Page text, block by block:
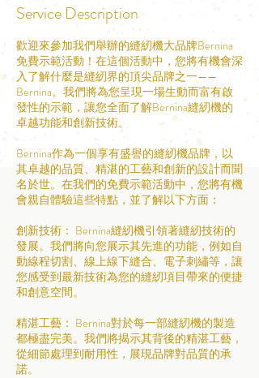
Service Description
歡迎來參加我們舉辦的縫紉機大品牌Bernina
免費示範活動！在這個活動中，您將有機會深
入了解什麼是縫紉界的頂尖品牌之一——
Bernina。我們將為您呈現一場生動而富有啟
發性的示範，讓您全面了解Bernina縫紉機的
卓越功能和創新技術。
Bernina作為一個享有盛譽的縫紉機品牌，以
其卓越的品質、精湛的工藝和創新的設計而聞
名於世。在我們的免費示範活動中，您將有機
會親自體驗這些特點，並了解以下方面：
創新技術： Bernina縫紉機引領著縫紉技術的
發展。我們將向您展示其先進的功能，例如自
動線程切割、線上線下縫合、電子刺繡等，讓
您感受到最新技術為您的縫紉項目帶來的便捷
和創意空間。
精湛工藝： Bernina對於每一部縫紉機的製造
都極盡完美。我們將揭示其背後的精湛工藝，
從細節處理到耐用性，展現品牌對品質的承
諾。